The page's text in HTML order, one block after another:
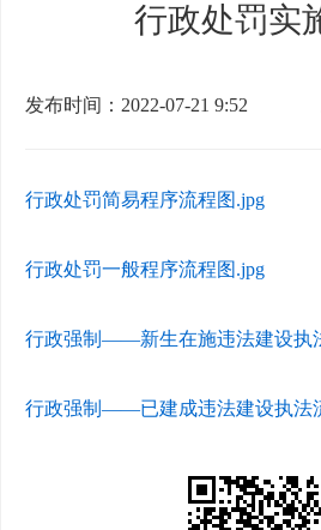
行政处罚实
发布时间：2022-07-21 9:52
行政处罚简易程序流程图.jpg
行政处罚一般程序流程图.jpg
行政强制——新生在施违法建设执
行政强制——已建成违法建设执法